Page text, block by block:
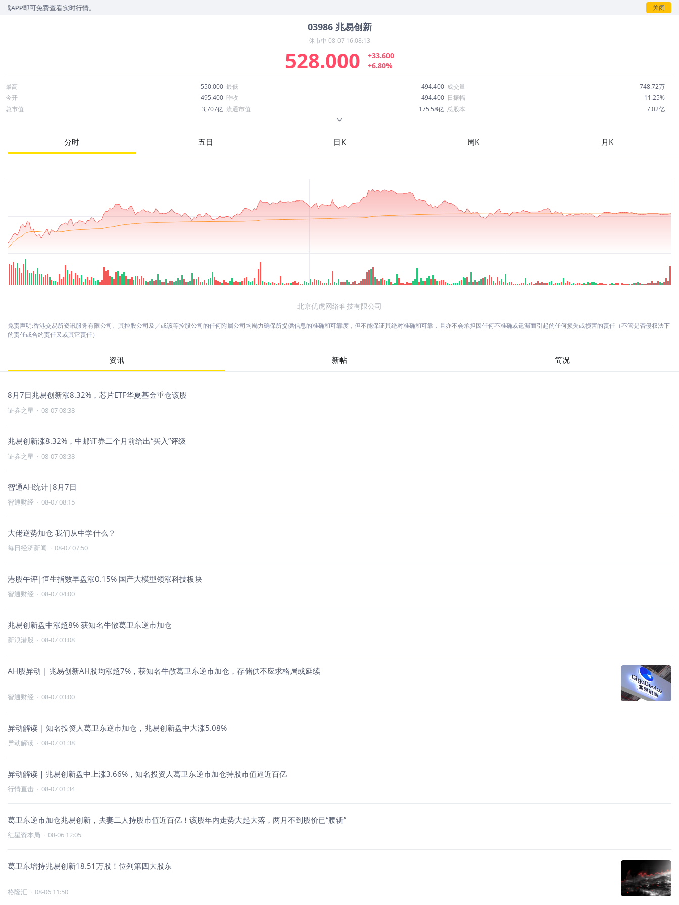
查看实时行情。 关闭
03986 兆易创新
休市中 08-07 16:08:13
528.000
+33.600
+6.80%
最高 550.000 最低 494.400 成交量
748.72万
今开
495.400 昨收 494.400 日振幅
11.25%
总市值
3,707亿 流通市值 175.58亿 总股本
7.02亿
1,248.000
股息
分时 五日 日K 周K 月K
北京优虎网络科技有限公司
免责声明:香港交易所资讯服务有限公司、其控股公司及／或该等控股公司的任何附属公司均竭力确保所提供信息的准确和可靠度，但不能保证其绝对准确和可靠，且亦不会承担因任何不准确或遗漏而引起的任何损失或损害的责任（不管是否侵权法下
的责任或合约责任又或其它责任）
资讯 新帖 简况
8月7日兆易创新涨8.32%，芯片ETF华夏基金重仓该股
证券之星 · 08-07 08:38
兆易创新涨8.32%，中邮证券二个月前给出“买入”评级
证券之星 · 08-07 08:38
智通AH统计|8月7日
智通财经 · 08-07 08:15
大佬逆势加仓 我们从中学什么？
每日经济新闻 · 08-07 07:50
港股午评|恒生指数早盘涨0.15% 国产大模型领涨科技板块
智通财经 · 08-07 04:00
兆易创新盘中涨超8% 获知名牛散葛卫东逆市加仓
新浪港股 · 08-07 03:08
AH股异动 | 兆易创新AH股均涨超7%，获知名牛散葛卫东逆市加仓，存储供不应求格局或延续
智通财经 · 08-07 03:00
异动解读 | 知名投资人葛卫东逆市加仓，兆易创新盘中大涨5.08%
异动解读 · 08-07 01:38
异动解读｜兆易创新盘中上涨3.66%，知名投资人葛卫东逆市加仓持股市值逼近百亿
行情直击 · 08-07 01:34
葛卫东逆市加仓兆易创新，夫妻二人持股市值近百亿！该股年内走势大起大落，两月不到股价已“腰斩”
红星资本局 · 08-06 12:05
葛卫东增持兆易创新18.51万股！位列第四大股东
格隆汇 · 08-06 11:50